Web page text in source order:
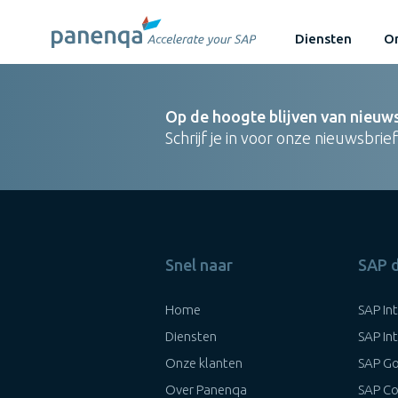
Diensten
Op de hoogte blijven van
Schrijf je in voor onze nieuwsbrief
Snel naar
Home
Diensten
Onze klanten
Over Panenqa
SAP
SAP
SAP
SAP
SAP